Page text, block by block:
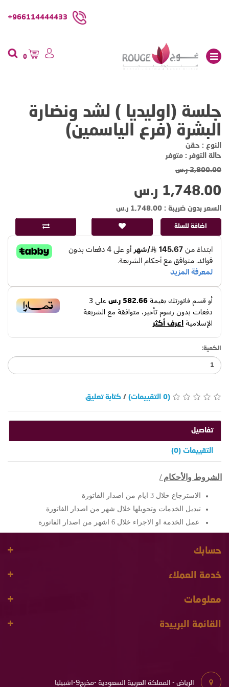
966114444433+
جلسة (اوليديا ) لشد ونضارة
البشرة (فرع الياسمين)
النوع : حقن
حالة التوفر : متوفر
2,800.00 ر.س
1,748.00 ر.س
السعر بدون ضريبة : 1,748.00 ر.س
اضافة للسلة
أو قسم فاتورتك بقيمة 582.66 ر.س على3
دفعات بدون رسوم تأخير، متوافقة مع الشريعة
الإسلامية اعرف أكثر
الكمية:
(0 التقييمات) / كتابة تعليق
تفاصيل
التقييمات (0)
الشروط والأحكام /
الاسترجاع خلال 3 ايام من اصدار الفاتورة
تبديل الخدمات وتحويلها خلال شهر من اصدار الفاتورة
عمل الخدمة او الاجراء خلال 6 اشهر من اصدار الفاتورة
حسابك
خدمة العملاء
معلومات
القائمة البرييدة
الرياض - المملكة العربية السعودية -مخرج9-اشبيليا